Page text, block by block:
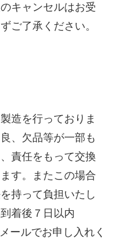
キャンセルはお受
ご了承ください。
造を行っておりま
、欠品等が一部も
責任をもって交換
す。またこの場合
持って負担いたし
着後７日以内
ールでお申し入れく